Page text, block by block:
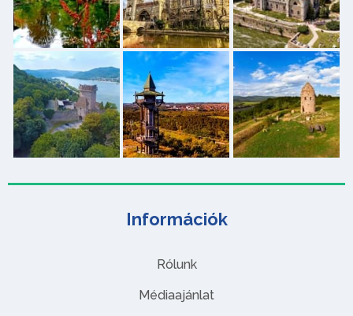
Információk
Rólunk
Médiaajánlat